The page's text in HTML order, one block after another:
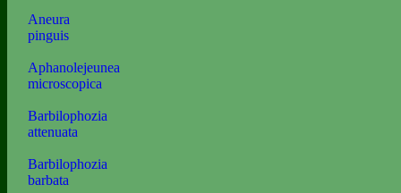
Aneura
pinguis
Aphanolejeunea
microscopica
Barbilophozia
attenuata
Barbilophozia
barbata